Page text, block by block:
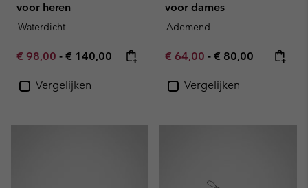
voor heren
Waterdicht
Minimum sale price:
€ 98,00 - Maximum price:
€ 140,00
Vergelijken
voor dames
Ademend
Minimum sale price:
€ 64,00 - Maximum price:
€ 80,00
Vergelijken